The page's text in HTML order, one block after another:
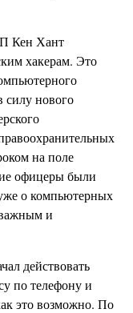
Кен Хант
хакерам. Это
силу нового
на поле
офицеры были
о компьютерных
и
действовать
по телефону и
это возможно. По